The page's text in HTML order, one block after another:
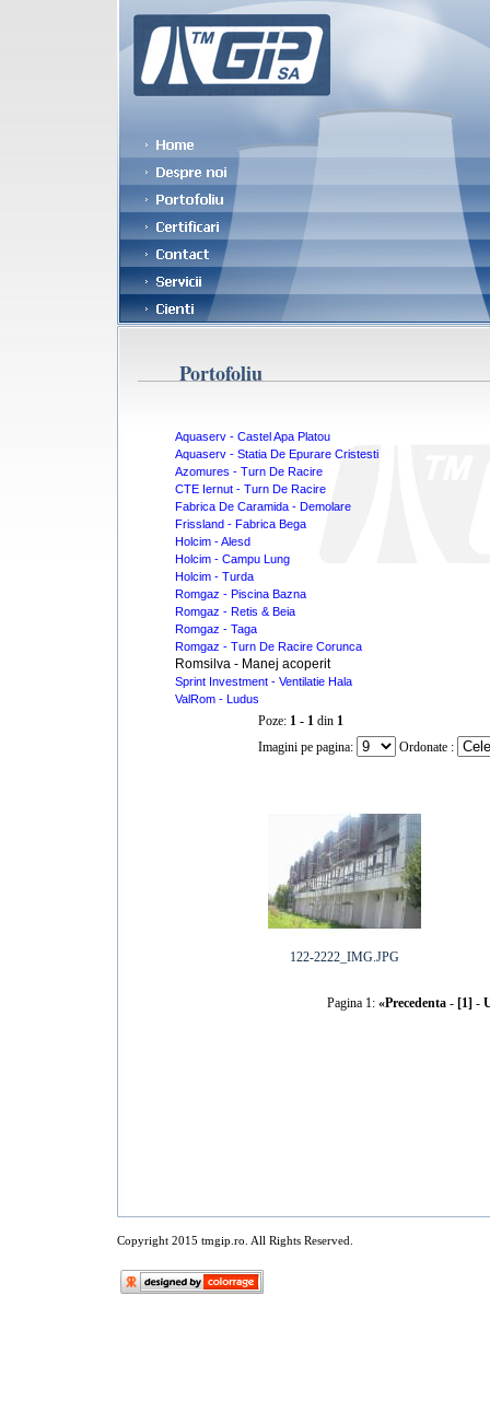
Portofoliu
Aquaserv - Castel Apa Platou
Aquaserv - Statia De Epurare Cristesti
Azomures - Turn De Racire
CTE Iernut - Turn De Racire
Fabrica De Caramida - Demolare
Frissland - Fabrica Bega
Holcim - Alesd
Holcim - Campu Lung
Holcim - Turda
Romgaz - Piscina Bazna
Romgaz - Retis & Beia
Romgaz - Taga
Romgaz - Turn De Racire Corunca
Romsilva - Manej acoperit
Sprint Investment - Ventilatie Hala
ValRom - Ludus
Poze: 1 - 1 din 1
Imagini pe pagina:
Ordonate :
122-2222_IMG.JPG
Pagina 1: «Precedenta- [1] -
Copyright 2015 tmgip.ro. All Rights Reserved.